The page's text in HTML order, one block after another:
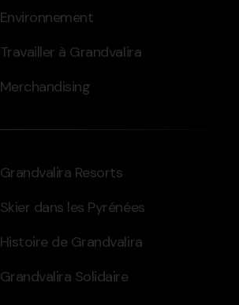
Environnement
Travailler à Grandvalira
Merchandising
Grandvalira Resorts
Skier dans les Pyrénées
Histoire de Grandvalira
Grandvalira Solidaire